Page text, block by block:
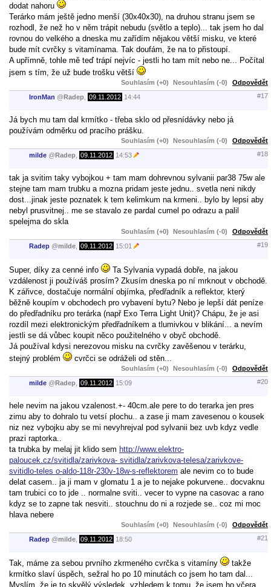
dodat nahoru
Terárko mám ještě jedno menší (30x40x30), na druhou stranu jsem se
rozhodl, že než ho v něm trápit nebudu (světlo a teplo)... tak jsem ho dal
rovnou do velkého a dneska mu zařídím nějakou větší misku, ve které
bude mít cvrčky s vitamínama. Tak doufám, že na to přistoupí.
A upřímně, tohle mě teď trápí nejvíc - jestli ho tam mít nebo ne... Počítal
jsem s tím, že už bude trošku větší
Souhlasím (+0) Nesouhlasím (-0) Odpovědět
IronMan @ Radep 09.11.2012 14:44 #17
Já bych mu tam dal krmítko - třeba sklo od přesnídávky nebo já
používám odměrku od pracího prášku.
Souhlasím (+0) Nesouhlasím (-0) Odpovědět
milde @ Radep 09.11.2012 14:53 #18
tak ja svitim taky vybojkou + tam mam dohrevnou sylvanii par38 75w ale
stejne tam mam trubku a mozna pridam jeste jednu.. svetla neni nikdy
dost...jinak jeste poznatek k tem kelimkum na krmeni.. bylo by lepsi aby
nebyl prusvitnej.. me se stavalo ze pardal cumel po odrazu a palil
spelejma do skla
Souhlasím (+0) Nesouhlasím (-0) Odpovědět
Radep @milde 09.11.2012 15:01 #19
Super, díky za cenné info
Ta Sylvania vypadá dobře, na jakou
vzdálenost ji používáš prosím? Zkusím dneska po ní mrknout v obchodě.
K zářivce, dostačuje normální objímka, předřadník a reflektor, který
běžně koupím v obchodech pro vybavení bytu? Nebo je lepší dát peníze
do předřadníku pro terárka (např Exo Terra Light Unit)? Chápu, že je asi
rozdíl mezi elektronickým předřadníkem a tlumivkou v blikání... a nevím
jestli se dá vůbec koupit něco použitelného v obyč obchodě.
Já používal kdysi nerezovou misku na cvrčky zavěšenou v terárku,
stejný problém
cvrčci se odráželi od stěn...
Souhlasím (+0) Nesouhlasím (-0) Odpovědět
milde @ Radep 09.11.2012 15:09 #20
hele nevim na jakou vzalenost.+- 40cm.ale pere to do terarka jen pres
zimu aby to dohralo tu vetsí plochu.. a zase ji mam zavesenou o kousek
niz nez vybojku aby se mi nevyhrejval pod sylvanii bez uvb kdyz vedle
prazi raptorka..
ta trubka by melaj jit klido sem http://www.elektro-
paloucek.cz/svitidla/zarivkova- svitidla/zarivkova-telesa/zarivkove-
svitidlo-teles o-aldo-118r-230v-18w-s-reflektorem ale nevim co to bude
delat casem.. ja ji mam v glomatu 1 a je to nejake pokurvene.. docvaknu
tam trubici co to jde .. normalne sviti.. vecer to vypne na casovac a rano
kdyz se to zapne tak nesviti.. stouchnu do ni a rozjede se.. coz mi moc
hlava nebere
Souhlasím (+0) Nesouhlasím (-0) Odpovědět
Radep @milde 09.11.2012 18:50 #21
Tak, máme za sebou prvního zkrmeného cvrčka s vitamíny
takže
krmítko slaví úspěch, sežral ho po 10 minutách co jsem ho tam dal...
Myslím, že je to skvělý výsledek, vzhledem k tomu, že jsem ho včera